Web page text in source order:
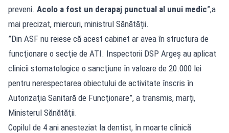
preveni. Acolo a fost un derapaj punctual al unui medic”,a
mai precizat, miercuri, ministrul Sănătății.
”Din ASF nu reiese că acest cabinet ar avea în structura de
funcţionare o secţie de ATI. Inspectorii DSP Argeş au aplicat
clinicii stomatologice o sancţiune în valoare de 20.000 lei
pentru nerespectarea obiectului de activitate înscris în
Autorizaţia Sanitară de Funcţionare”, a transmis, marți,
Ministerul Sănătăţii.
Copilul de 4 ani anesteziat la dentist, în moarte clinică